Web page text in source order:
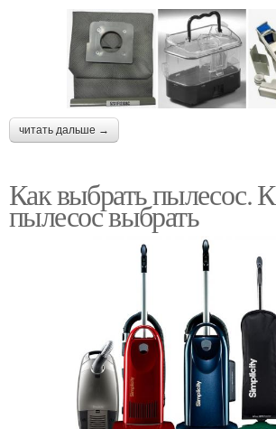
читать дальше →
Как выбрать пылесос.
пылесос выбрать